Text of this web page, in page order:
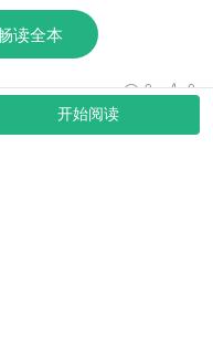
0
0
条)
读全本
开始阅读